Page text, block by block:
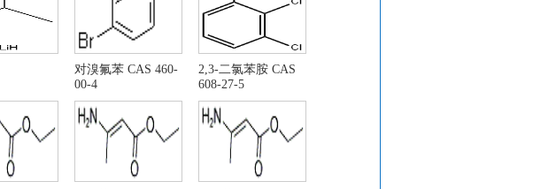
7-氯-1,4-二氢-4-氧代-3-喹啉羧酸乙酯
2,3-二氯苯胺
N-羟基丁二酰亚胺
六氢-呋喃并[2,3-B]呋喃-3-醇
4-雄烯二酮
对溴氟苯 CAS 460-
00-4
2,3-二氯苯胺 CAS
608-27-5